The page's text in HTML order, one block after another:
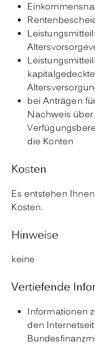
bei Anträgen
Nachweis
die Konten
Kosten
Es entstehen
Kosten.
Hinweise
keine
Vertiefende
Informationen
den